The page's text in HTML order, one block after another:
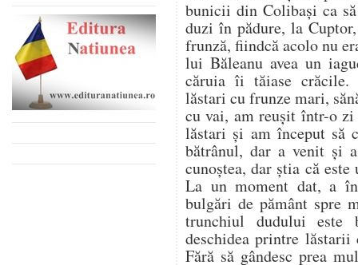
bunicii din Colibași ca
duzi în pădure, la
frunză, fiindcă acolo nu
lui Băleanu avea un
căruia îi tăiase crăcile.
lăstari cu frunze mari,
cu vai, am reușit într-o
lăstari și am început să
bătrânul, dar a venit și
cunoștea, dar știa că
La un moment dat, a
bulgări de pământ spre
trunchiul dudului este
deschidea printre
Fără să gândesc prea